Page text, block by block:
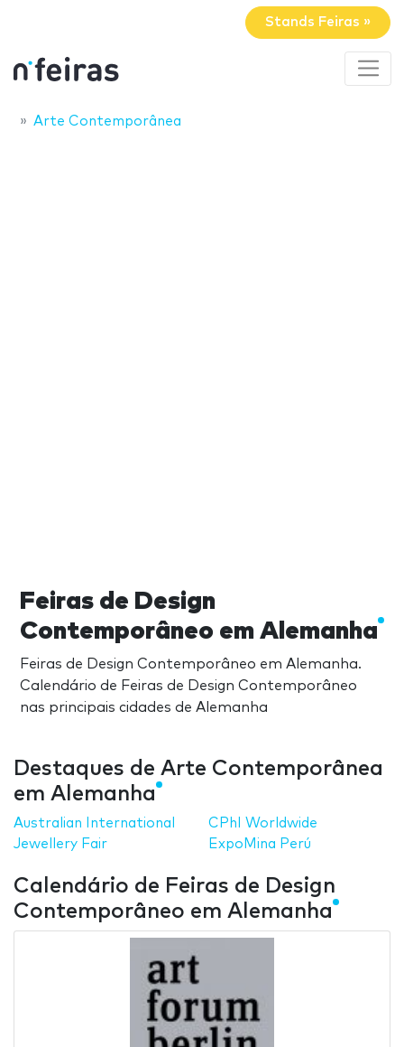
Stands Feiras »
Arte Contemporânea
Feiras de Design
Contemporâneo em Alemanha
Feiras de Design Contemporâneo em Alemanha.
Calendário de Feiras de Design Contemporâneo
nas principais cidades de Alemanha
Destaques de Arte Contemporânea
em Alemanha
Australian International
Jewellery Fair
CPhI Worldwide
ExpoMina Perú
Calendário de Feiras de Design
Contemporâneo em Alemanha